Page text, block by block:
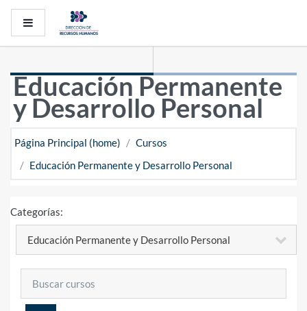
Saltar al contenido principal
Pánel lateral
Educación Permanente
y Desarrollo Personal
Página Principal (home)
Cursos
Educación Permanente y Desarrollo Personal
Categorías: